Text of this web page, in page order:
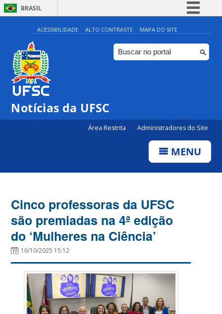
BRASIL
Simplifique!
Comunica BR
Participe
ACESSIBILIDADE ALTO CONTRASTE MAPA DO SITE
Notícias da UFSC
Área Restrita Administradores do Site
MENU
Cinco professoras da UFSC
são premiadas na 4ª edição
do ‘Mulheres na Ciência’
16/10/2025 15:12